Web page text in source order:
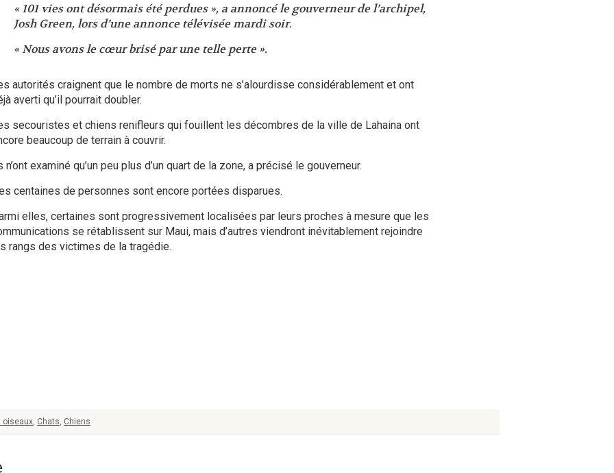
« 101 vies ont désormais été perdues », a annoncé le gouverneur de l’archipel,
Josh Green, lors d’une annonce télévisée mardi soir.
« Nous avons le cœur brisé par une telle perte ».
autorités craignent que le nombre de morts ne s’alourdisse considérablement et ont
averti qu’il pourrait doubler.
secouristes et chiens renifleurs qui fouillent les décombres de la ville de Lahaina ont
beaucoup de terrain à couvrir.
n’ont examiné qu’un peu plus d’un quart de la zone, a précisé le gouverneur.
centaines de personnes sont encore portées disparues.
elles, certaines sont progressivement localisées par leurs proches à mesure que les
se rétablissent sur Maui, mais d’autres viendront inévitablement rejoindre
rangs des victimes de la tragédie.
oiseaux Chats Chiens